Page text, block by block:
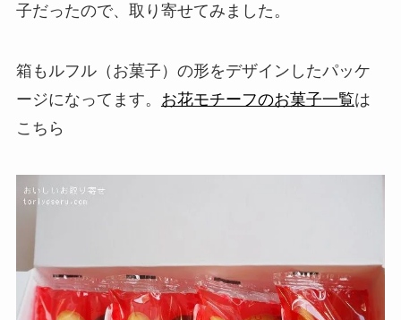
子だったので、取り寄せてみました。
箱もルフル（お菓子）の形をデザインしたパッケ
ージになってます。 お花モチーフのお菓子一覧は
こちら